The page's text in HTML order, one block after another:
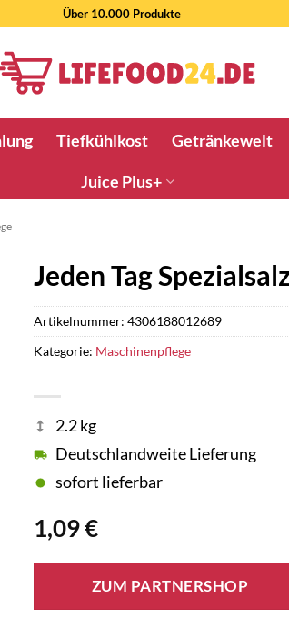
Über 10.000 Produkte
Tiefkühlkost Getränkewelt
Juice Plus+
Jeden Tag
1,09€
2.2 kg
Deutschlandweite Lieferung
sofort lieferbar
ZUM PARTNERSHOP
Artikelnummer: 4306188012689
Kategorie: Maschinenpflege